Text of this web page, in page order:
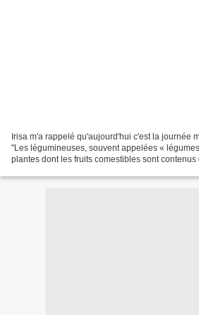
Irisa m'a rappelé qu'aujourd'hui c'est la journée
"Les légumineuses, souvent appelées «
plantes dont les fruits comestibles sont